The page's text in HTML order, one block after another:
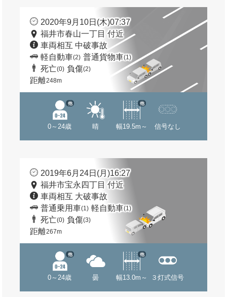
2020年9月10日(木)07:37
福井市春山一丁目 付近
車両相互 中破事故
軽自動車(2) 普通貨物車(1)
死亡(0) 負傷(2)
距離248m
0～24歳
他
晴 幅19.5m～
他
信号なし
2019年6月24日(月)16:27
福井市宝永四丁目 付近
車両相互 大破事故
普通乗用車(1) 軽自動車(1)
死亡(0) 負傷(3)
距離267m
0～24歳
他
曇 幅13.0m～
他
３灯式信号